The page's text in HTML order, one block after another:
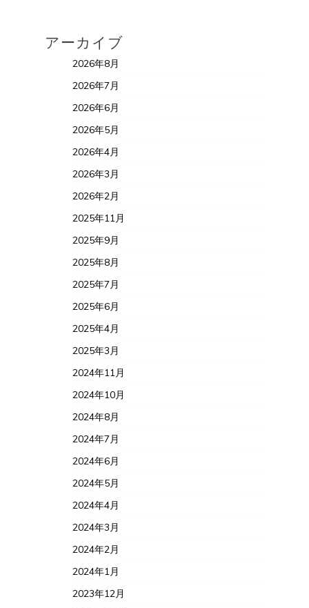
アーカイブ
2026年8月
2026年7月
2026年6月
2026年5月
2026年4月
2026年3月
2026年2月
2025年11月
2025年9月
2025年8月
2025年7月
2025年6月
2025年4月
2025年3月
2024年11月
2024年10月
2024年8月
2024年7月
2024年6月
2024年5月
2024年4月
2024年3月
2024年2月
2024年1月
2023年12月